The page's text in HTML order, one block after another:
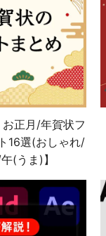
お正月/年賀状フ
16選(おしゃれ/
(うま)】